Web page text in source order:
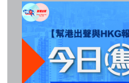
Majority
For
HK.
reserved.